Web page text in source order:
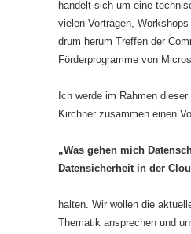
handelt sich um eine
vielen Vorträgen,
drum herum Treffen der
Förderprogramme von
Ich werde im Rahmen
Kirchner zusammen einen
„Was gehen mich
Datensicherheit in der
halten. Wir wollen die
Thematik ansprechen und